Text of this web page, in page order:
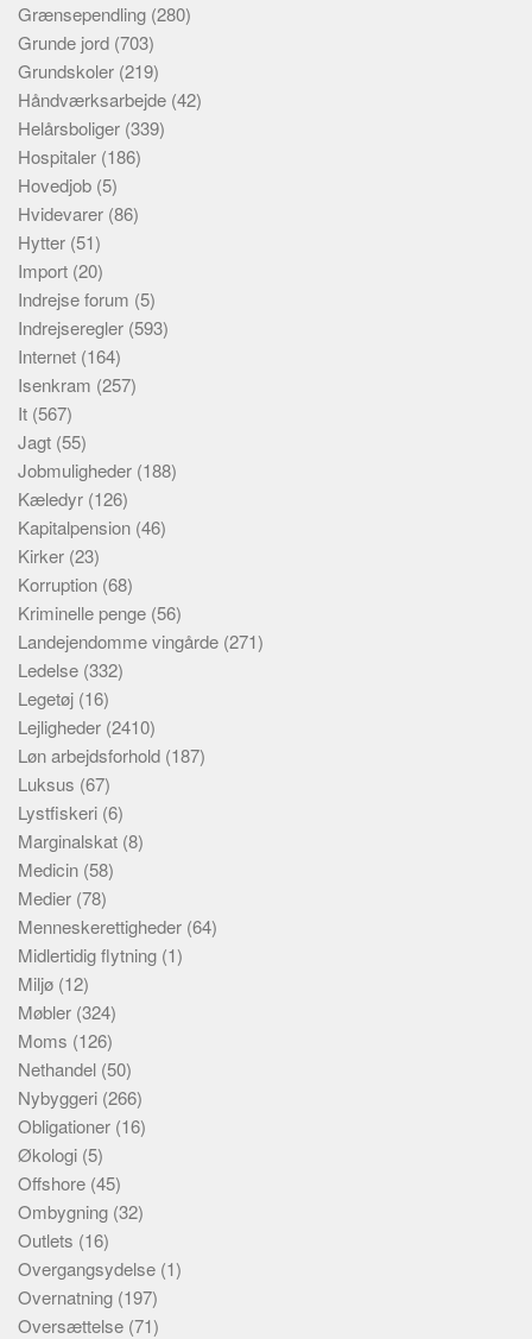
Grænsependling (280)
Grunde jord (703)
Grundskoler (219)
Håndværksarbejde (42)
Helårsboliger (339)
Hospitaler (186)
Hovedjob (5)
Hvidevarer (86)
Hytter (51)
Import (20)
Indrejse forum (5)
Indrejseregler (593)
Internet (164)
Isenkram (257)
It (567)
Jagt (55)
Jobmuligheder (188)
Kæledyr (126)
Kapitalpension (46)
Kirker (23)
Korruption (68)
Kriminelle penge (56)
Landejendomme vingårde (271)
Ledelse (332)
Legetøj (16)
Lejligheder (2410)
Løn arbejdsforhold (187)
Luksus (67)
Lystfiskeri (6)
Marginalskat (8)
Medicin (58)
Medier (78)
Menneskerettigheder (64)
Midlertidig flytning (1)
Miljø (12)
Møbler (324)
Moms (126)
Nethandel (50)
Nybyggeri (266)
Obligationer (16)
Økologi (5)
Offshore (45)
Ombygning (32)
Outlets (16)
Overgangsydelse (1)
Overnatning (197)
Oversættelse (71)